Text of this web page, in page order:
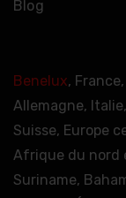
Blog
Benelux,
Allemagne,
Suisse, Europe
Afrique du nord
Suriname,